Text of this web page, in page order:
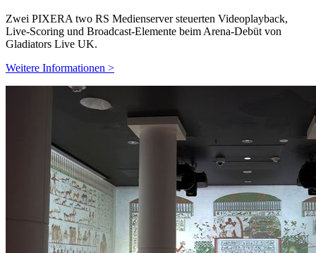
Zwei PIXERA two RS Medienserver steuerten Videoplayback,
Live-Scoring und Broadcast-Elemente beim Arena-Debüt von
Gladiators Live UK.
Weitere Informationen >